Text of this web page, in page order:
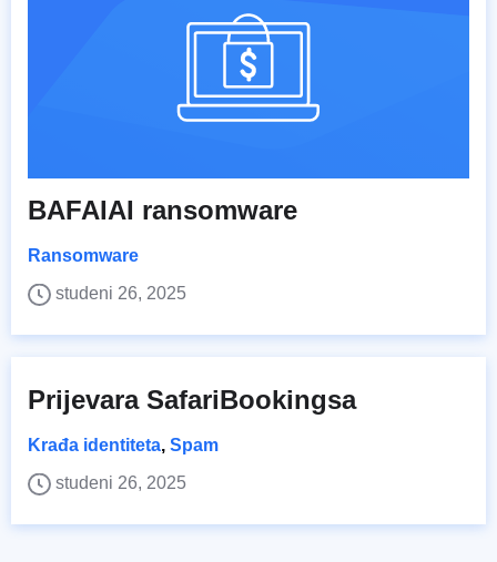
BAFAIAI ransomware
Ransomware
studeni 26, 2025
Prijevara SafariBookingsa
Krađa identiteta, Spam
studeni 26, 2025